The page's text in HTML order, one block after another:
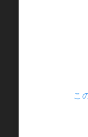
こ